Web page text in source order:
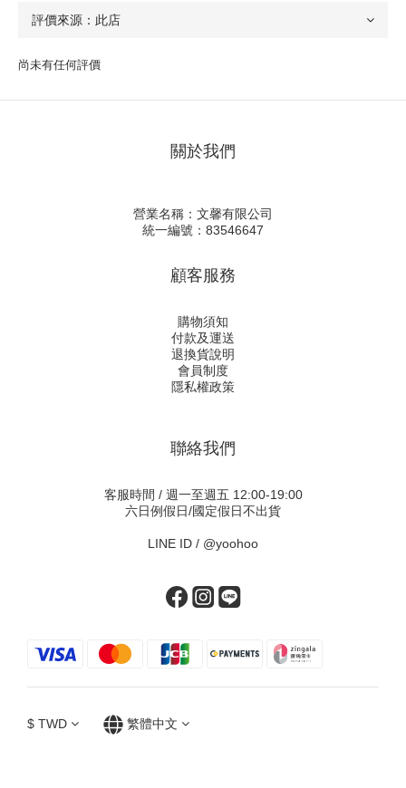
尚未有任何評價
關於我們
營業名稱：文馨有限公司
統一編號：83546647
顧客服務
購物須知
付款及運送
退換貨說明
會員制度
隱私權政策
聯絡我們
客服時間 / 週一至週五 12:00-19:00
六日例假日/國定假日不出貨
LINE ID / @yoohoo
$ TWD 繁體中文